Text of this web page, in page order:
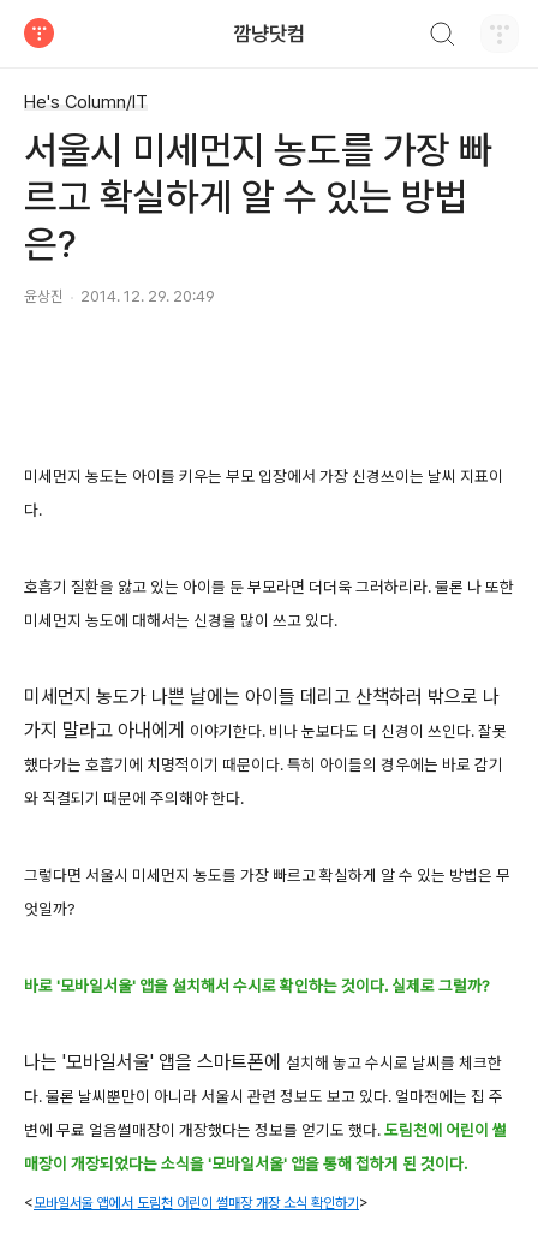
깜냥닷컴
He's Column/IT
서울시 미세먼지 농도를 가장 빠
르고 확실하게 알 수 있는 방법
은?
윤상진 2014. 12. 29. 20:49
미세먼지 농도는 아이를 키우는 부모 입장에서 가장 신경쓰이는 날씨 지표이
다.
호흡기 질환을 앓고 있는 아이를 둔 부모라면 더더욱 그러하리라. 물론 나 또한
미세먼지 농도에 대해서는 신경을 많이 쓰고 있다.
미세먼지 농도가 나쁜 날에는 아이들 데리고 산책하러 밖으로 나
가지 말라고 아내에게 이야기한다. 비나 눈보다도 더 신경이 쓰인다. 잘못
했다가는 호흡기에 치명적이기 때문이다. 특히 아이들의 경우에는 바로 감기
와 직결되기 때문에 주의해야 한다.
그렇다면 서울시 미세먼지 농도를 가장 빠르고 확실하게 알 수 있는 방법은 무
엇일까?
바로 '모바일서울' 앱을 설치해서 수시로 확인하는 것이다. 실제로 그럴까?
나는 '모바일서울' 앱을 스마트폰에 설치해 놓고 수시로 날씨를 체크한
다. 물론 날씨뿐만이 아니라 서울시 관련 정보도 보고 있다. 얼마전에는 집 주
변에 무료 얼음썰매장이 개장했다는 정보를 얻기도 했다.도림천에 어린이 썰
매장이 개장되었다는 소식을 '모바일서울' 앱을 통해 접하게 된 것이 다.
<모바일서울 앱에서 도림천 어린이 썰매장 개장 소식 확인하기 >